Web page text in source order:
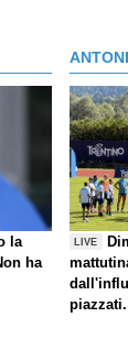
la
ha
LIVE